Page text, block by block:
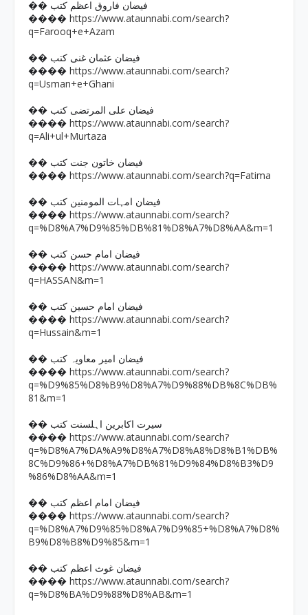
�� فیضان فاروق اعظم کتب
���� https://www.ataunnabi.com/search?
q=Farooq+e+Azam
�� فیضان عثمان غنی کتب
���� https://www.ataunnabi.com/search?
q=Usman+e+Ghani
�� فیضان علی المرتضی کتب
���� https://www.ataunnabi.com/search?
q=Ali+ul+Murtaza
�� فیضان خاتون جنت کتب
���� https://www.ataunnabi.com/search?q=Fatima
�� فیضان امہات المومنین کتب
���� https://www.ataunnabi.com/search?
q=%D8%A7%D9%85%DB%81%D8%A7%D8%AA&m=1
�� فیضان امام حسن کتب
���� https://www.ataunnabi.com/search?
q=HASSAN&m=1
�� فیضان امام حسین کتب
���� https://www.ataunnabi.com/search?
q=Hussain&m=1
�� فیضان امیر معاویہ کتب
���� https://www.ataunnabi.com/search?
q=%D9%85%D8%B9%D8%A7%D9%88%DB%8C%DB%
81&m=1
�� سیرت اکابرین اہلسنت کتب
���� https://www.ataunnabi.com/search?
q=%D8%A7%DA%A9%D8%A7%D8%A8%D8%B1%DB%
8C%D9%86+%D8%A7%DB%81%D9%84%D8%B3%D9
%86%D8%AA&m=1
�� فیضان امام اعظم کتب
���� https://www.ataunnabi.com/search?
q=%D8%A7%D9%85%D8%A7%D9%85+%D8%A7%D8%
B9%D8%B8%D9%85&m=1
�� فیضان غوث اعظم کتب
���� https://www.ataunnabi.com/search?
q=%D8%BA%D9%88%D8%AB&m=1